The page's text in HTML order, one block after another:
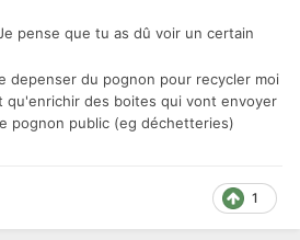
pense que tu as dû voir un certain
depenser du pognon pour recycler moi
qu'enrichir des boites qui vont envoyer
pognon public (eg déchetteries)
1